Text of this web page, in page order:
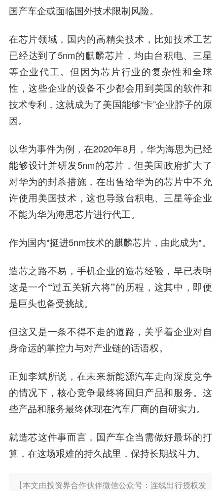
国产车企或面临国外技术限制风险。
在芯片领域，国内的高精尖技术，比如技术工艺
已经达到了5nm的麒麟芯片，均由台积电、三星
等企业代工。但因为芯片行业的复杂性和全球
性，这些企业的设备不少都会用到美国的软件和
技术专利，这就成为了美国能够“卡”企业脖子的原
因。
以华为事件为例，在2020年8月，华为海思为已经
能够设计并研发5nm的芯片，但美国政府扩大了
对华为的封杀措施，在出售给华为的芯片中不允
许使用美国技术，这也导致台积电、三星等企业
不能为华为海思芯片进行代工。
作为国内*挺进5nm技术的麒麟芯片，由此成为*。
造芯之路不易，手机企业的造芯经验，早已表明
这是一个“过五关斩六将”的历程，这其中，即便
是巨头也备受挑战。
但这又是一条不得不走的道路，关乎着企业对自
身命运的掌控力与对产业链的话语权。
正如李斌所说，在未来新能源汽车走向深度竞争
的情况下，核心竞争最终将回归产品和服务。这
些产品和服务最终体现在汽车厂商的自研实力。
就造芯这件事而言，国产车企当需做好最坏的打
算，在这场艰难的持久战里，保持长期战斗力。
【本文由投资界合作伙伴微信公众号：连线出行授权发